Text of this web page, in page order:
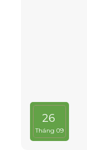
26
Tháng 09